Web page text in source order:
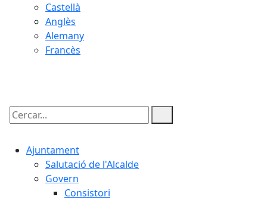
Castellà
Anglès
Alemany
Francès
Cercar:
Ajuntament
Salutació de l'Alcalde
Govern
Consistori